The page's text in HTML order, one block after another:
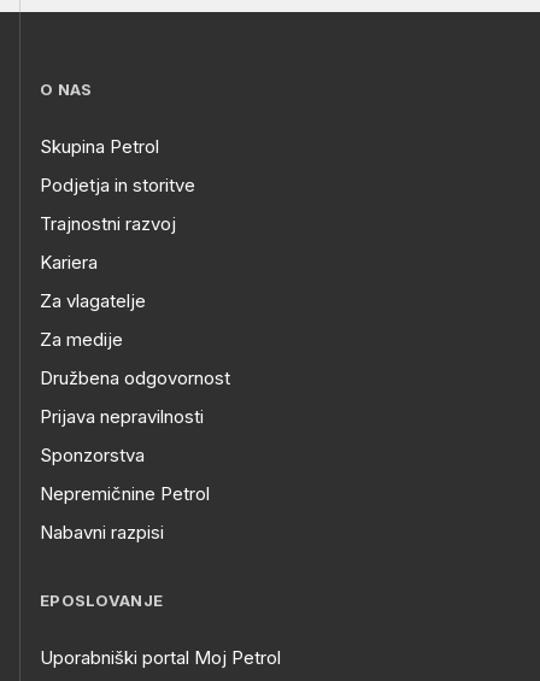
O NAS
Skupina Petrol
Podjetja in storitve
Trajnostni razvoj
Kariera
Za vlagatelje
Za medije
Družbena odgovornost
Prijava nepravilnosti
Sponzorstva
Nepremičnine Petrol
Nabavni razpisi
EPOSLOVANJE
Uporabniški portal Moj Petrol